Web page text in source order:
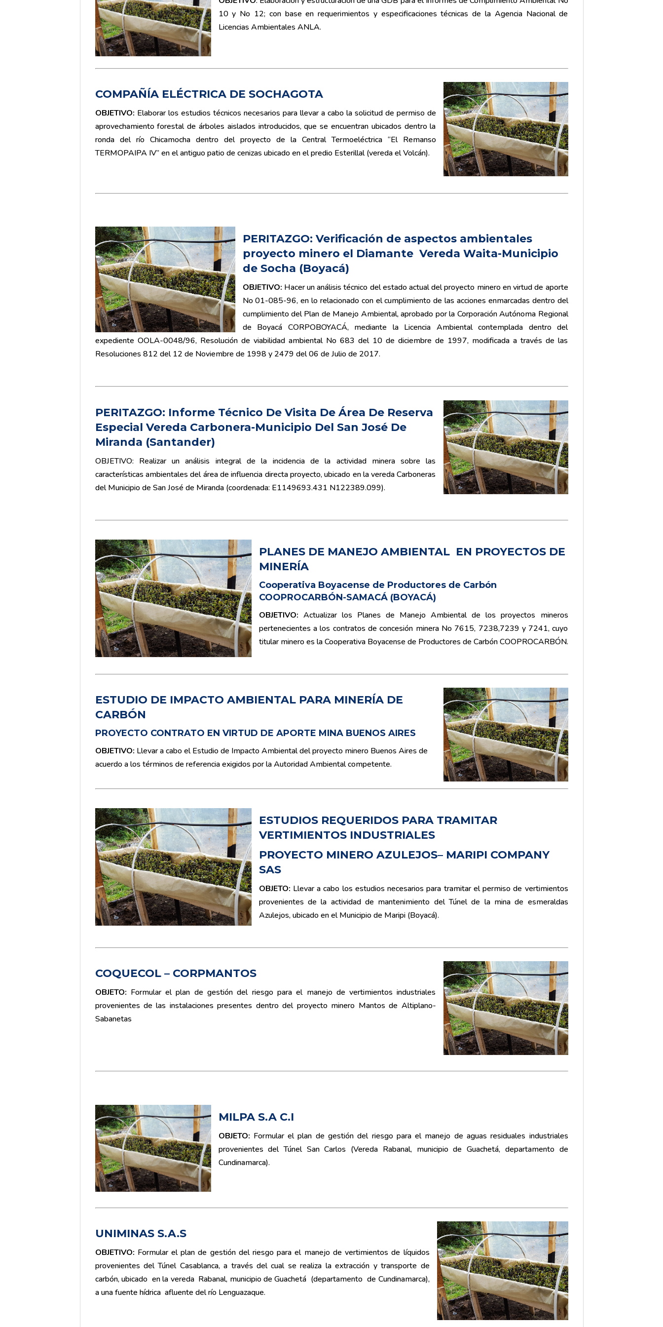
10 y No 12; con base en requerimientos y especificaciones técnicas de la Agencia Nacional de
Licencias Ambientales ANLA.
COMPAÑÍA ELÉCTRICA DE SOCHAGOTA
OBJETIVO: Elaborar los estudios técnicos necesarios para llevar a cabo la solicitud de permiso de
aprovechamiento forestal de árboles aislados introducidos, que se encuentran ubicados dentro la
ronda del río Chicamocha dentro del proyecto de la Central Termoeléctrica “El Remanso
TERMOPAIPA IV” en el antiguo patio de cenizas ubicado en el predio Esterillal (vereda el Volcán).
PERITAZGO: Verificación de aspectos ambientales
proyecto minero el Diamante Vereda Waita-Municipio
de Socha (Boyacá)
OBJETIVO: Hacer un análisis técnico del estado actual del proyecto minero en virtud de aporte
No 01-085-96, en lo relacionado con el cumplimiento de las acciones enmarcadas dentro del
cumplimiento del Plan de Manejo Ambiental, aprobado por la Corporación Autónoma Regional
de Boyacá CORPOBOYACÁ, mediante la Licencia Ambiental contemplada dentro del
expediente OOLA-0048/96, Resolución de viabilidad ambiental No 683 del 10 de diciembre de 1997, modificada a través de las
Resoluciones 812 del 12 de Noviembre de 1998 y 2479 del 06 de Julio de 2017.
PERITAZGO: Informe Técnico De Visita De Área De Reserva
Especial Vereda Carbonera-Municipio Del San José De
Miranda (Santander)
OBJETIVO: Realizar un análisis integral de la incidencia de la actividad minera sobre las
características ambientales del área de influencia directa proyecto, ubicado en la vereda Carboneras
del Municipio de San José de Miranda (coordenada: E1149693.431 N122389.099).
PLANES DE MANEJO AMBIENTAL EN PROYECTOS DE
MINERÍA
Cooperativa Boyacense de Productores de Carbón
COOPROCARBÓN-SAMACÁ (BOYACÁ)
OBJETIVO: Actualizar los Planes de Manejo Ambiental de los proyectos mineros
pertenecientes a los contratos de concesión minera No 7615, 7238,7239 y 7241, cuyo
titular minero es la Cooperativa Boyacense de Productores de Carbón COOPROCARBÓN.
ESTUDIO DE IMPACTO AMBIENTAL PARA MINERÍA DE
CARBÓN
PROYECTO CONTRATO EN VIRTUD DE APORTE MINA BUENOS AIRES
OBJETIVO: Llevar a cabo el Estudio de Impacto Ambiental del proyecto minero Buenos Aires de
acuerdo a los términos de referencia exigidos por la Autoridad Ambiental competente.
ESTUDIOS REQUERIDOS PARA TRAMITAR
VERTIMIENTOS INDUSTRIALES
PROYECTO MINERO AZULEJOS– MARIPI COMPANY
SAS
OBJETO: Llevar a cabo los estudios necesarios para tramitar el permiso de vertimientos
provenientes de la actividad de mantenimiento del Túnel de la mina de esmeraldas
Azulejos, ubicado en el Municipio de Maripi (Boyacá).
COQUECOL – CORPMANTOS
OBJETO: Formular el plan de gestión del riesgo para el manejo de vertimientos industriales
provenientes de las instalaciones presentes dentro del proyecto minero Mantos de Altiplano-
Sabanetas
MILPA S.A C.I
OBJETO: Formular el plan de gestión del riesgo para el manejo de aguas residuales industriales
provenientes del Túnel San Carlos (Vereda Rabanal, municipio de Guachetá, departamento de
Cundinamarca).
UNIMINAS S.A.S
OBJETIVO: Formular el plan de gestión del riesgo para el manejo de vertimientos de líquidos
provenientes del Túnel Casablanca, a través del cual se realiza la extracción y transporte de
carbón, ubicado en la vereda Rabanal, municipio de Guachetá (departamento de Cundinamarca),
a una fuente hídrica afluente del río Lenguazaque.